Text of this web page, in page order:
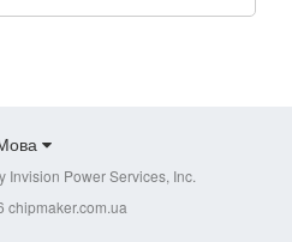
Invision Power Services, Inc.
chipmaker.com.ua